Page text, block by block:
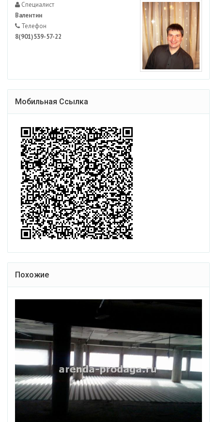
Специалист
Валентин
Телефон
8(901)539-57-22
Мобильная Ссылка
Похожие